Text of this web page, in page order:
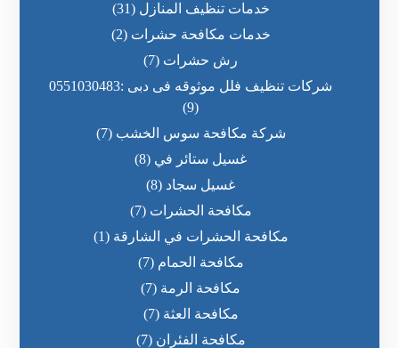
خدمات تنظيف المنازل (31)
خدمات مكافحة حشرات (2)
رش حشرات (7)
شركات تنظيف فلل موثوقه فى دبى :0551030483
(9)
شركة مكافحة سوس الخشب (7)
غسيل ستائر في (8)
غسيل سجاد (8)
مكافحة الحشرات (7)
مكافحة الحشرات في الشارقة (1)
مكافحة الحمام (7)
مكافحة الرمة (7)
مكافحة العثة (7)
مكافحة الفئران (7)